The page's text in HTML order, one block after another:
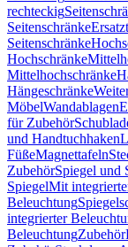
rechteckig
Seitenschränke
Seitenschränke
Hochschränke
Mittelhochschränke
Hängeschränke
MöbelWandablagen
für Zubehör
und Handtuchhaken
FüßeMagnettafeln
ZubehörSpiegel und
SpiegelMit
Beleuchtung
integrierter
BeleuchtungZubehör